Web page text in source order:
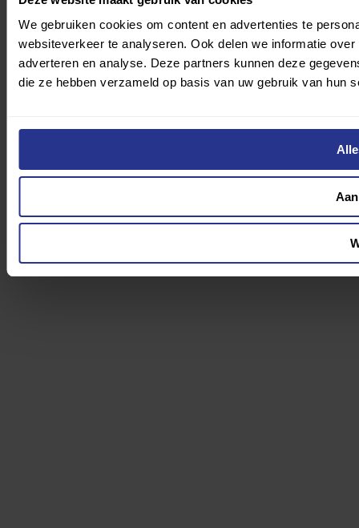
We gebruiken cookies om content en advertenties te
websiteverkeer te analyseren. Ook delen we informatie
adverteren en analyse. Deze partners kunnen deze
die ze hebben verzameld op basis van uw gebruik van hun